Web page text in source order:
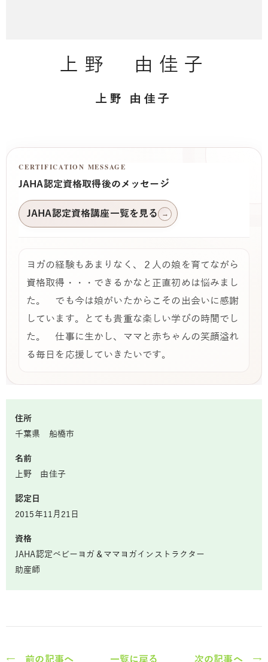
上野 由佳子
上野 由佳子
CERTIFICATION MESSAGE
JAHA認定資格取得後のメッセージ
JAHA認定資格講座一覧を見る →
ヨガの経験もあまりなく、２人の娘を育てながら
資格取得・・・できるかなと正直初めは悩みまし
た。 でも今は娘がいたからこその出会いに感謝
しています。とても貴重な楽しい学びの時間でし
た。 仕事に生かし、ママと赤ちゃんの笑顔溢れ
る毎日を応援していきたいです。
住所
千葉県 船橋市
名前
上野 由佳子
認定日
2015年11月21日
資格
JAHA認定ベビーヨガ＆ママヨガインストラクター
助産師
← 前の記事へ 一覧に戻る 次の記事へ →